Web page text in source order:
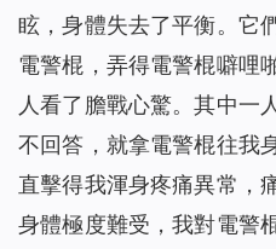
眩，身體失去了平衡。它
電警棍，弄得電警棍噼哩
人看了膽戰心驚。其中一
不回答，就拿電警棍往我
直擊得我渾身疼痛異常，
身體極度難受，我對電警